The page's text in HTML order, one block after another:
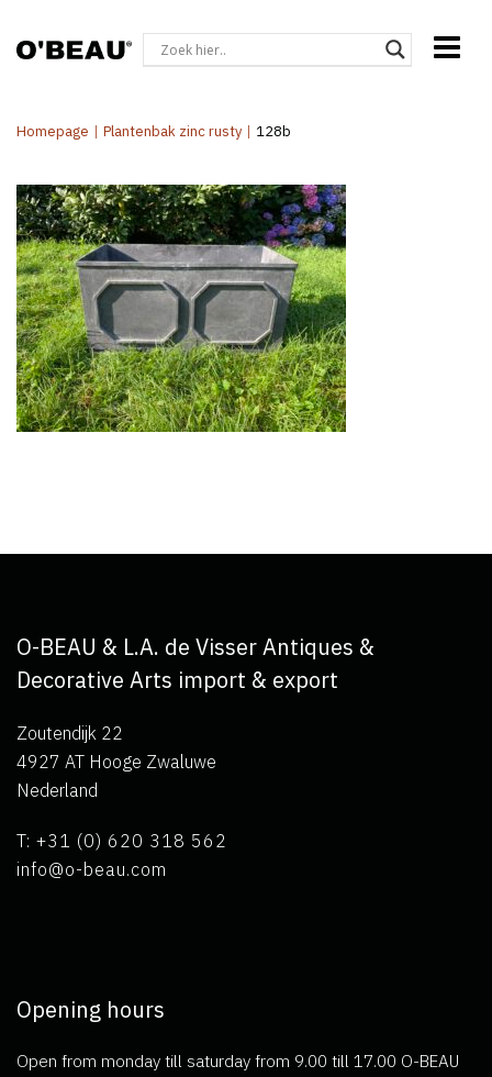
Homepage | Plantenbak zinc rusty | 128b
O-BEAU & L.A. de Visser Antiques &
Decorative Arts import & export
Zoutendijk 22
4927 AT Hooge Zwaluwe
Nederland
T: +31 (0) 620 318 562
info@o-beau.com
Opening hours
Open from monday till saturday from 9.00 till 17.00 O-BEAU